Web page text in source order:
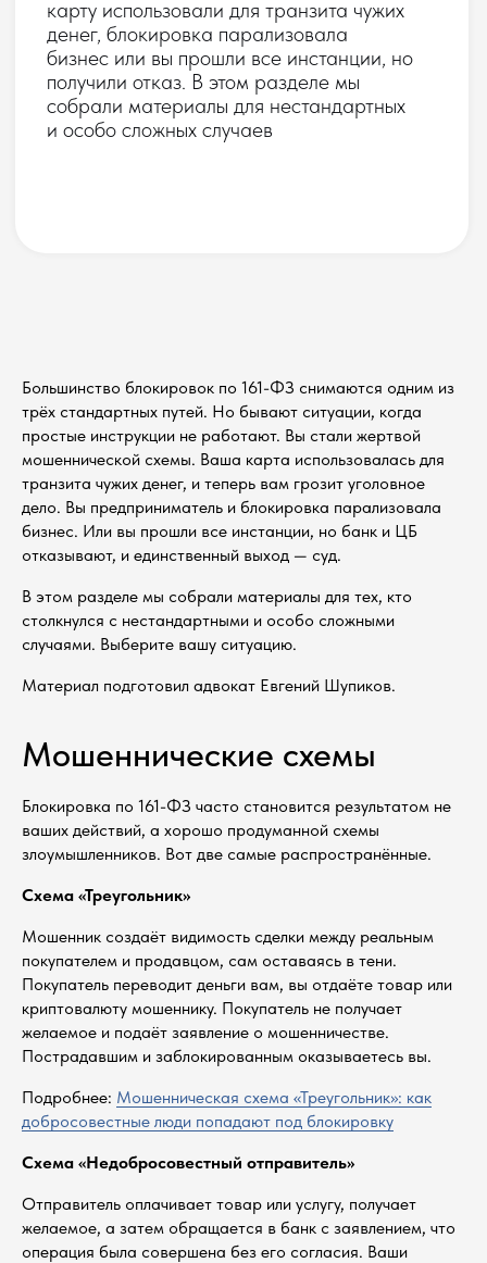
Большинство блокировок по 161-ФЗ снимаются одним из
трёх стандартных путей. Но бывают ситуации, когда
простые инструкции не работают. Вы стали жертвой
мошеннической схемы. Ваша карта использовалась для
транзита чужих денег, и теперь вам грозит уголовное
дело. Вы предприниматель и блокировка парализовала
бизнес. Или вы прошли все инстанции, но банк и ЦБ
отказывают, и единственный выход — суд.
В этом разделе мы собрали материалы для тех, кто
столкнулся с нестандартными и особо сложными
случаями. Выберите вашу ситуацию.
Материал подготовил адвокат Евгений Шупиков.
Мошеннические схемы
Блокировка по 161-ФЗ часто становится результатом не
ваших действий, а хорошо продуманной схемы
злоумышленников. Вот две самые распространённые.
Схема «Треугольник»
Мошенник создаёт видимость сделки между реальным
покупателем и продавцом, сам оставаясь в тени.
Покупатель переводит деньги вам, вы отдаёте товар или
криптовалюту мошеннику. Покупатель не получает
желаемое и подаёт заявление о мошенничестве.
Пострадавшим и заблокированным оказываетесь вы.
Подробнее: Мошенническая схема «Треугольник»: как
добросовестные люди попадают под блокировку
Схема «Недобросовестный отправитель»
Отправитель оплачивает товар или услугу, получает
желаемое, а затем обращается в банк с заявлением, что
операция была совершена без его согласия. Ваши